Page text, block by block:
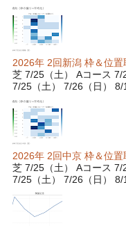
2026年 2回新潟 枠＆位置
芝 7/25（土） Aコース
7/25（土） 7/26（日） 8/
2026年 2回中京 枠＆位置
芝 7/25（土） Aコース
7/25（土） 7/26（日） 8/